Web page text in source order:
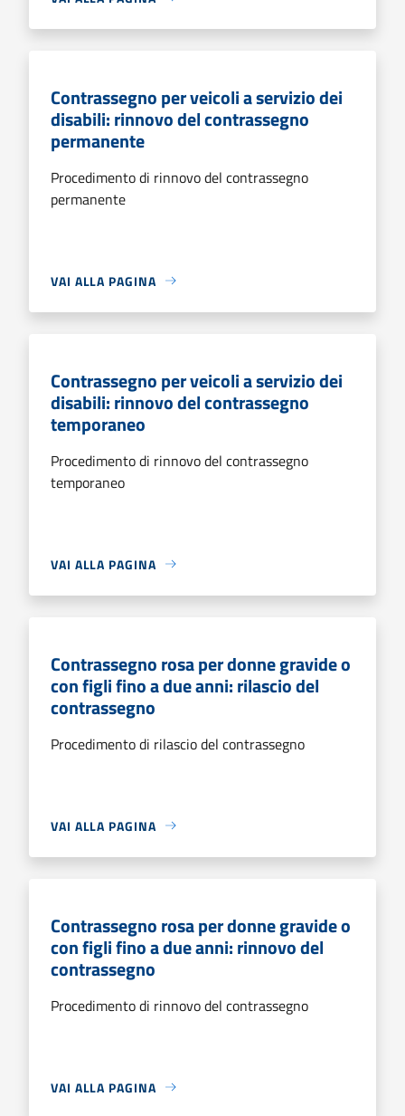
Contrassegno per veicoli a servizio dei
disabili: rinnovo del contrassegno
permanente
Procedimento di rinnovo del contrassegno
permanente
VAI ALLA PAGINA
Contrassegno per veicoli a servizio dei
disabili: rinnovo del contrassegno
temporaneo
Procedimento di rinnovo del contrassegno
temporaneo
VAI ALLA PAGINA
Contrassegno rosa per donne gravide o
con figli fino a due anni: rilascio del
contrassegno
Procedimento di rilascio del contrassegno
VAI ALLA PAGINA
Contrassegno rosa per donne gravide o
con figli fino a due anni: rinnovo del
contrassegno
Procedimento di rinnovo del contrassegno
VAI ALLA PAGINA